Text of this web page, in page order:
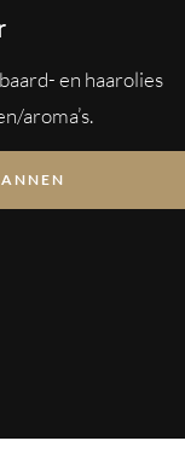
en haarolies
aroma’s.